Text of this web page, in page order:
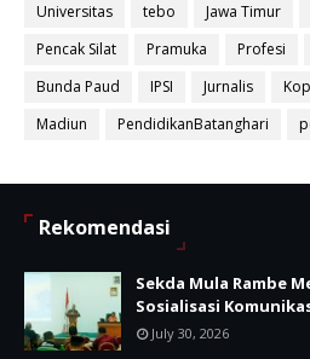
Universitas
tebo Jawa Timur
Pencak Silat
Pramuka Profesi
Bunda Paud
IPSI Jurnalis
Madiun
PendidikanBatanghari
Rekomendasi
Sekda Mula Rambe
Sosialisasi
July 30, 2026